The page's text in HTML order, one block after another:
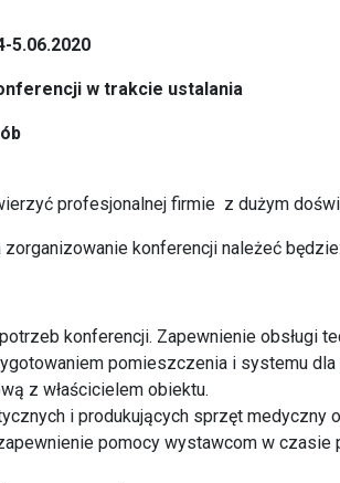
5.06.2020
w trakcie ustalania
profesjonalnej firmie z dużym
konferencji należeć będzie:
konferencji. Zapewnienie obsługi
pomieszczenia i systemu
z właścicielem obiektu.
i produkujących sprzęt medyczny
pomocy wystawcom w czasie